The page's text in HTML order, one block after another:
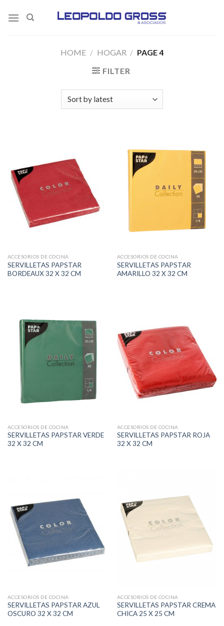
HOME / HOGAR / PAGE 4
FILTER
ACCESORIOS DE COCINA
SERVILLETAS PAPSTAR
BORDEAUX 32 X 32 CM
ACCESORIOS DE COCINA
SERVILLETAS PAPSTAR
AMARILLO 32 X 32 CM
ACCESORIOS DE COCINA
SERVILLETAS PAPSTAR VERDE
32 X 32 CM
ACCESORIOS DE COCINA
SERVILLETAS PAPSTAR ROJA
32 X 32 CM
ACCESORIOS DE COCINA
SERVILLETAS PAPSTAR AZUL
OSCURO 32 X 32 CM
ACCESORIOS DE COCINA
SERVILLETAS PAPSTAR CREMA
CHICA 25 X 25 CM